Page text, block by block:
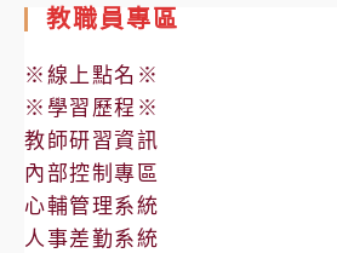
教職員專區
※線上點名※
※學習歷程※
教師研習資訊
內部控制專區
心輔管理系統
人事差勤系統